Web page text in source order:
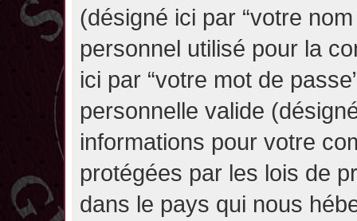
(désigné ici par “votre
personnel utilisé pour la
ici par “votre mot de
personnelle valide
informations pour votre
protégées par les lois de
dans le pays qui nous